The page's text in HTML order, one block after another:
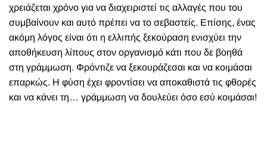
χρειάζεται χρόνο για να διαχειριστεί τις αλλαγές που του
συμβαίνουν και αυτό πρέπει να το σεβαστείς. Επίσης, ένας
ακόμη λόγος είναι ότι η ελλιπής ξεκούραση ενισχύει την
αποθήκευση λίπους στον οργανισμό κάτι που δε βοηθά
στη γράμμωση. Φρόντιζε να ξεκουράζεσαι και να κοιμάσαι
επαρκώς. Η φύση έχει φροντίσει να αποκαθιστά τις φθορές
και να κάνει τη… γράμμωση να δουλεύει όσο εσύ κοιμάσαι!